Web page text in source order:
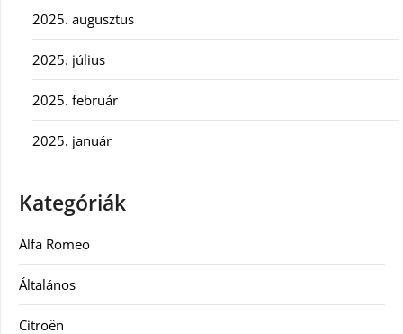
2025. augusztus
2025. július
2025. február
2025. január
Kategóriák
Alfa Romeo
Általános
Citroën